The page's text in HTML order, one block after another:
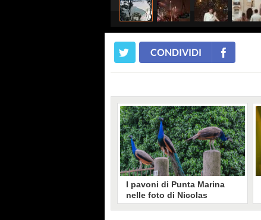
CONDIVIDI
I pavoni di Punta Marina
nelle foto di Nicolas
Brunetti: "La convivenza è